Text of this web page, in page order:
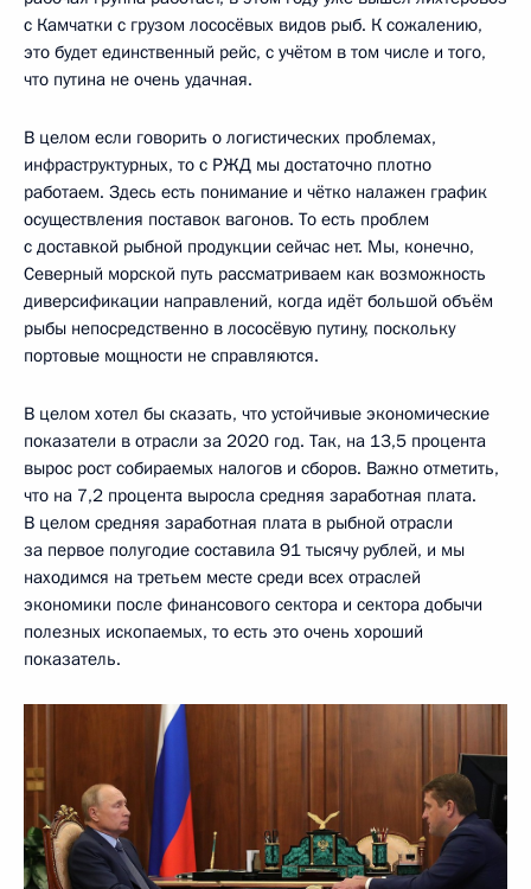
с Камчатки с грузом лососёвых видов рыб. К сожалению,
это будет единственный рейс, с учётом в том числе и того,
что путина не очень удачная.
В целом если говорить о логистических проблемах,
инфраструктурных, то с РЖД мы достаточно плотно
работаем. Здесь есть понимание и чётко налажен график
осуществления поставок вагонов. То есть проблем
с доставкой рыбной продукции сейчас нет. Мы, конечно,
Северный морской путь рассматриваем как возможность
диверсификации направлений, когда идёт большой объём
рыбы непосредственно в лососёвую путину, поскольку
портовые мощности не справляются.
В целом хотел бы сказать, что устойчивые экономические
показатели в отрасли за 2020 год. Так, на 13,5 процента
вырос рост собираемых налогов и сборов. Важно отметить,
что на 7,2 процента выросла средняя заработная плата.
В целом средняя заработная плата в рыбной отрасли
за первое полугодие составила 91 тысячу рублей, и мы
находимся на третьем месте среди всех отраслей
экономики после финансового сектора и сектора добычи
полезных ископаемых, то есть это очень хороший
показатель.